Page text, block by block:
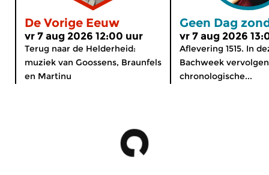
De Vorige Eeuw
vr 7 aug 2026 12:00 uur
Terug naar de Helderheid:
muziek van Goossens, Braunfels
en Martinu
Geen Dag
vr 7 aug 2026
Aflevering 1515. In
Bachweek
chronologische...